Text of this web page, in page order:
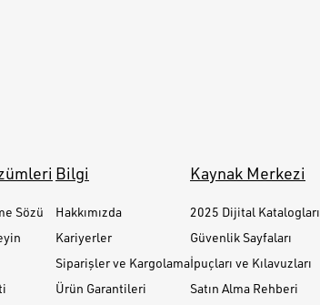
Sözü
Bilgi
Hakkımızda
Kariyerler
Siparişler ve Kargolama
Ürün Garantileri
Kaynak Merkezi
2025 Dijital Katalogları
Güvenlik Sayfaları
İpuçları ve Kılavuzları
Satın Alma Rehberi